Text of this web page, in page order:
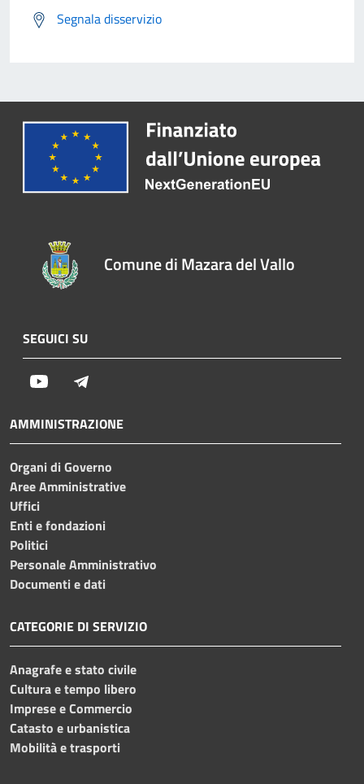
Segnala disservizio
Comune di Mazara del Vallo
SEGUICI SU
Youtube
AMMINISTRAZIONE
Organi di Governo
Aree Amministrative
Uffici
Enti e fondazioni
Politici
Personale Amministrativo
Documenti e dati
CATEGORIE DI SERVIZIO
Anagrafe e stato civile
Cultura e tempo libero
Imprese e Commercio
Catasto e urbanistica
Mobilità e trasporti